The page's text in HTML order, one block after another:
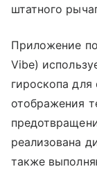
штатного
Приложение
Vibe)
гироскопа для
отображения
реализована
также